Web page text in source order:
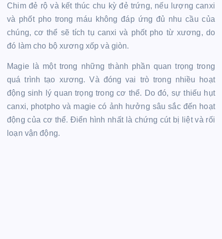
Chim đẻ rộ và kết thúc chu kỳ đẻ trứng, nếu lượng canxi
và phốt pho trong máu không đáp ứng đủ nhu cầu của
chúng, cơ thể sẽ tích tụ canxi và phốt pho từ xương, do
đó làm cho bộ xương xốp và giòn.
Magie là một trong những thành phần quan trọng trong
quá trình tạo xương. Và đóng vai trò trong nhiều hoạt
động sinh lý quan trọng trong cơ thể. Do đó, sự thiếu hụt
canxi, photpho và magie có ảnh hưởng sâu sắc đến hoạt
động của cơ thể. Điển hình nhất là chứng cút bị liệt và rối
loạn vận động.